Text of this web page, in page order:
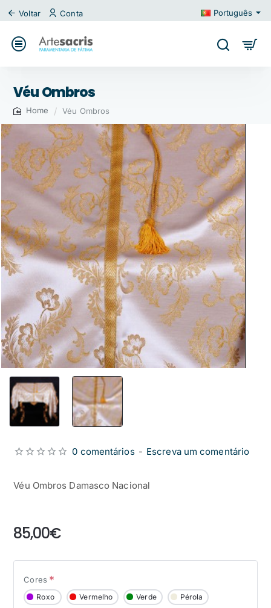
Voltar Conta Português
Véu Ombros
Véu Ombros
Véu Ombros Damasco Nacional
0 comentários - Escreva um comentário
85,00€
Cores
Roxo Vermelho Verde Pérola